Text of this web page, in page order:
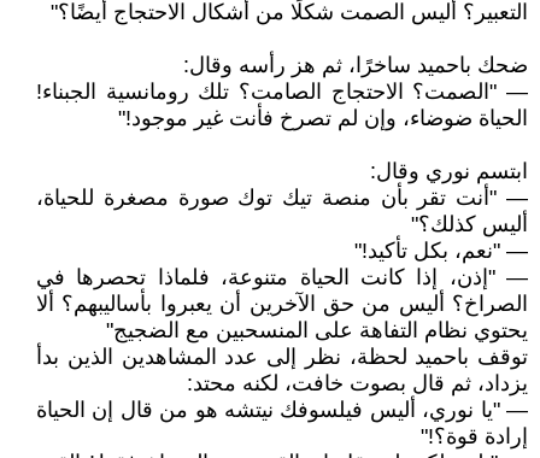
التعبير؟ أليس الصمت شكلًا من أشكال الاحتجاج أيضًا؟"
ضحك باحميد ساخرًا، ثم هز رأسه وقال:
— "الصمت؟ الاحتجاج الصامت؟ تلك رومانسية الجبناء!
الحياة ضوضاء، وإن لم تصرخ فأنت غير موجود!"
ابتسم نوري وقال:
— "أنت تقر بأن منصة تيك توك صورة مصغرة للحياة،
أليس كذلك؟"
— "نعم، بكل تأكيد!"
— "إذن، إذا كانت الحياة متنوعة، فلماذا تحصرها في
الصراخ؟ أليس من حق الآخرين أن يعبروا بأساليبهم؟ ألا
يحتوي نظام التفاهة على المنسحبين مع الضجيج"
توقف باحميد لحظة، نظر إلى عدد المشاهدين الذين بدأ
يزداد، ثم قال بصوت خافت، لكنه محتد:
— "يا نوري، أليس فيلسوفك نيتشه هو من قال إن الحياة
إرادة قوة؟!"